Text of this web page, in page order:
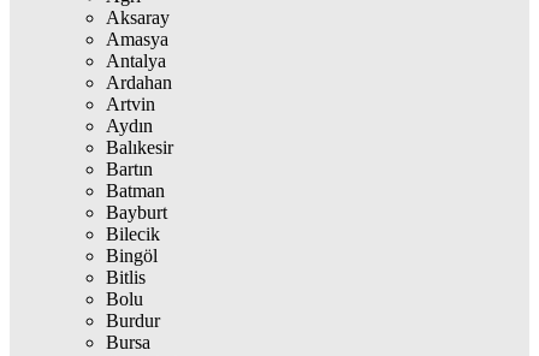
Aksaray
Amasya
Antalya
Ardahan
Artvin
Aydın
Balıkesir
Bartın
Batman
Bayburt
Bilecik
Bingöl
Bitlis
Bolu
Burdur
Bursa